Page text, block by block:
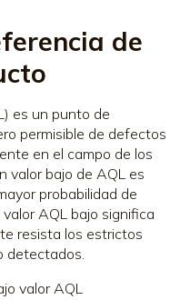
de
es un punto de
permisible de defectos
en el campo de los
valor bajo de AQL es
probabilidad de
AQL bajo significa
resista los estrictos
detectados.
valor AQL